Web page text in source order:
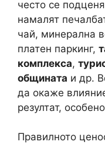
често се
намалят
чай, минерална
платен паркинг,
комплекса,
общината и др.
да окаже
резултат,
Правилното